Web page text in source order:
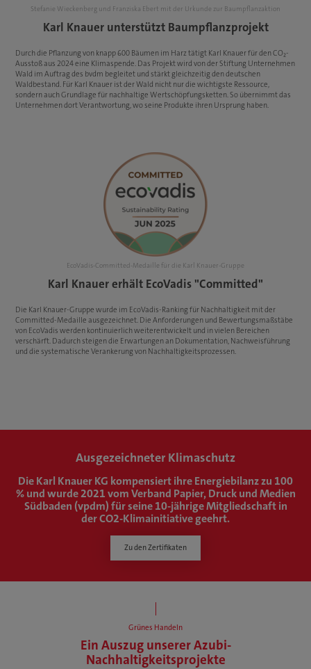
Stefanie Wieckenberg und Franziska Ebert mit der Urkunde zur Baumpflanzaktion
Karl Knauer unterstützt Baumpflanzprojekt
Durch die Pflanzung von knapp 600 Bäumen im Harz tätigt Karl Knauer für den CO₂-
Ausstoß aus 2024 eine Klimaspende. Das Projekt wird von der Stiftung Unternehmen
Wald im Auftrag des bvdm begleitet und stärkt gleichzeitig den deutschen
Waldbestand. Für Karl Knauer ist der Wald nicht nur die wichtigste Ressource,
sondern auch Grundlage für nachhaltige Wertschöpfungsketten. So übernimmt das
Unternehmen dort Verantwortung, wo seine Produkte ihren Ursprung haben.
EcoVadis-Committed-Medaille für die Karl Knauer-Gruppe
Karl Knauer erhält EcoVadis "Committed"
Die Karl Knauer-Gruppe wurde im EcoVadis-Ranking für Nachhaltigkeit mit der
Committed-Medaille ausgezeichnet. Die Anforderungen und Bewertungsmaßstäbe
von EcoVadis werden kontinuierlich weiterentwickelt und in vielen Bereichen
verschärft. Dadurch steigen die Erwartungen an Dokumentation, Nachweisführung
und die systematische Verankerung von Nachhaltigkeitsprozessen.
Ausgezeichneter Klimaschutz
Die Karl Knauer KG kompensiert ihre Energiebilanz zu 100
% und wurde 2021 vom Verband Papier, Druck und Medien
Südbaden (vpdm) für seine 10-jährige Mitgliedschaft in
der CO2-Klimainitiative geehrt.
Zu den Zertifikaten
Grünes Handeln
Ein Auszug unserer Azubi-
Nachhaltigkeitsprojekte